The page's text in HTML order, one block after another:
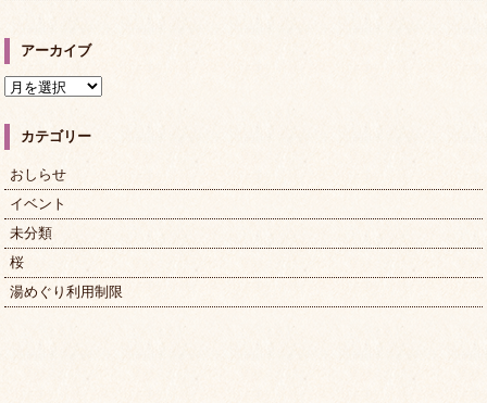
アーカイブ
ア
カ
イ
ブ
カテゴリー
おしらせ
イベント
未分類
桜
湯めぐり利用制限